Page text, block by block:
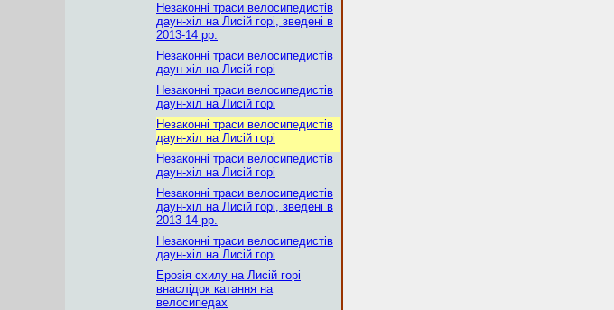
Незаконні траси велосипедистів
даун-хіл на Лисій горі, зведені в
2013-14 рр.
Незаконні траси велосипедистів
даун-хіл на Лисій горі
Незаконні траси велосипедистів
даун-хіл на Лисій горі
Незаконні траси велосипедистів
даун-хіл на Лисій горі
Незаконні траси велосипедистів
даун-хіл на Лисій горі
Незаконні траси велосипедистів
даун-хіл на Лисій горі, зведені в
2013-14 рр.
Незаконні траси велосипедистів
даун-хіл на Лисій горі
Ерозія схилу на Лисій горі
внаслідок катання на
велосипедах